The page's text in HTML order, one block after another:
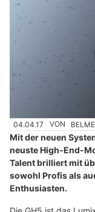
04.04.17 VON
Mit der neuen
neuste High-End-
Talent brilliert mit
sowohl Profis als
Enthusiasten.